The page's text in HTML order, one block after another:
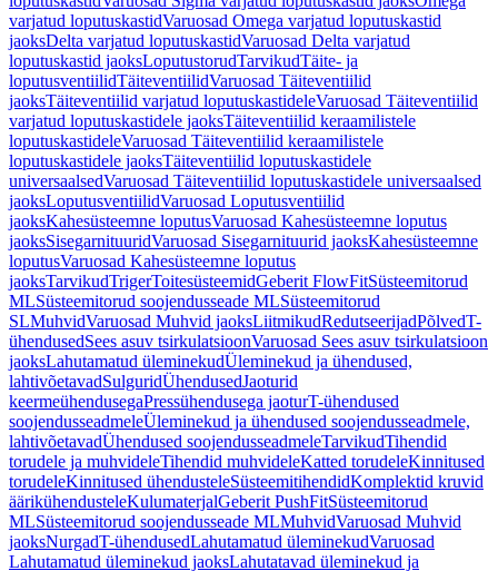
varjatud loputuskastidVaruosad Omega varjatud loputuskastid
jaoksDelta varjatud loputuskastidVaruosad Delta varjatud
loputuskastid jaoksLoputustorudTarvikudTäite- ja
loputusventiilidTäiteventiilidVaruosad Täiteventiilid
jaoksTäiteventiilid varjatud loputuskastideleVaruosad Täiteventiilid
varjatud loputuskastidele jaoksTäiteventiilid keraamilistele
loputuskastideleVaruosad Täiteventiilid keraamilistele
loputuskastidele jaoksTäiteventiilid loputuskastidele
universaalsedVaruosad Täiteventiilid loputuskastidele universaalsed
jaoksLoputusventiilidVaruosad Loputusventiilid
jaoksKahesüsteemne loputusVaruosad Kahesüsteemne loputus
jaoksSisegarnituuridVaruosad Sisegarnituurid jaoksKahesüsteemne
loputusVaruosad Kahesüsteemne loputus
jaoksTarvikudTrigerToitesüsteemidGeberit FlowFitSüsteemitorud
MLSüsteemitorud soojendusseade MLSüsteemitorud
SLMuhvidVaruosad Muhvid jaoksLiitmikudRedutseerijadPõlvedT-
ühendusedSees asuv tsirkulatsioonVaruosad Sees asuv tsirkulatsioon
jaoksLahutamatud üleminekudÜleminekud ja ühendused,
lahtivõetavadSulguridÜhendusedJaoturid
keermeühendusegaPressühendusega jaoturT-ühendused
soojendusseadmeleÜleminekud ja ühendused soojendusseadmele,
lahtivõetavadÜhendused soojendusseadmeleTarvikudTihendid
torudele ja muhvideleTihendid muhvideleKatted torudeleKinnitused
torudeleKinnitused ühendusteleSüsteemitihendidKomplektid kruvid
äärikühendusteleKulumaterjalGeberit PushFitSüsteemitorud
MLSüsteemitorud soojendusseade MLMuhvidVaruosad Muhvid
jaoksNurgadT-ühendusedLahutamatud üleminekudVaruosad
Lahutamatud üleminekud jaoksLahutatavad üleminekud ja